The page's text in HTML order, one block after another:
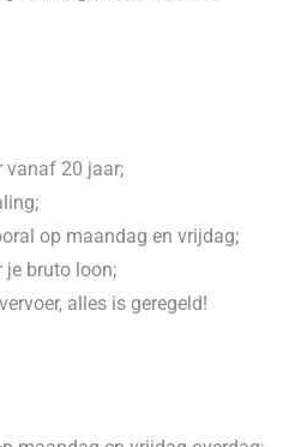
vanaf 20 jaar;
op maandag en vrijdag;
je bruto loon;
alles is geregeld!